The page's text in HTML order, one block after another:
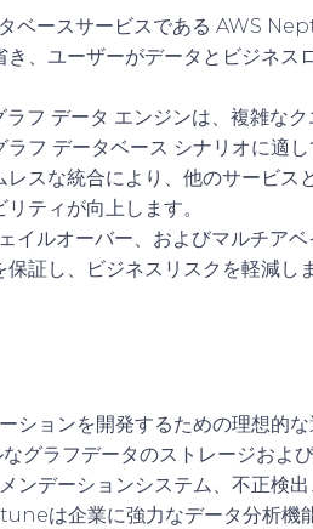
ベースサービスである AWS
、ユーザーがデータとビジネス
フ データ エンジンは、複雑なク
フ データベース シナリオに適し
レスな統合により、他のサービス
ティが向上します。
イルオーバー、およびマルチア
証し、ビジネスリスクを軽減しま
ョンを開発するための理想的な
グラフデータのストレージおよ
ンデーションシステム、不正検
は企業に強力なデータ分析機